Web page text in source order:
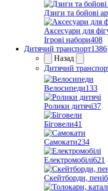
Дзиги та бойові
Аксесуари для
Ігрові набори408
Дитячий транспорт1386
Назад
Дитячий
Велосипеди133
Ролики дитячі37
Біговели41
Самокати234
Електромобілі621
Скейтборди,